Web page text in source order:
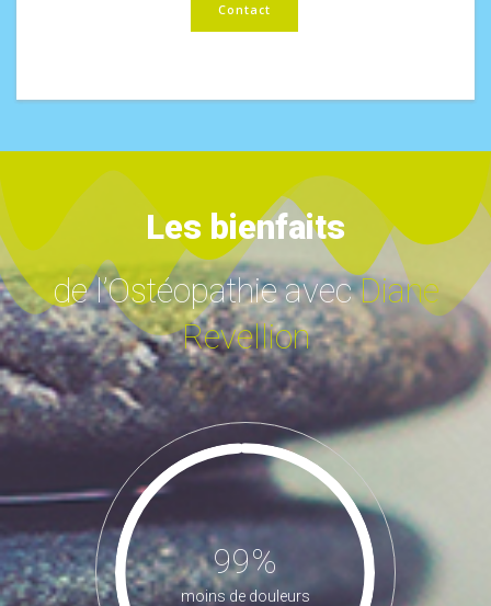
Contact
Les bienfaits
de l’Ostéopathie avecDiane
Revellion
99%
moins de douleurs